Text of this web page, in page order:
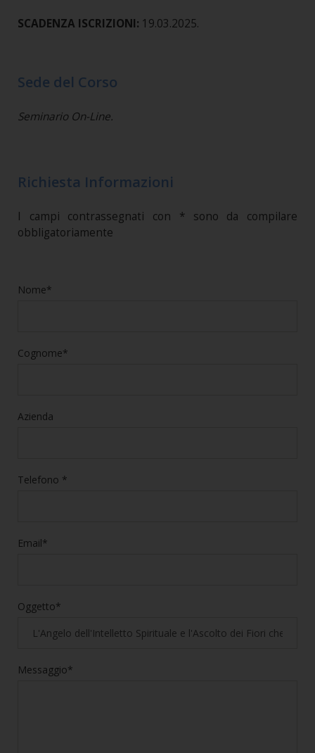
SCADENZA ISCRIZIONI: 19.03.2025.
Sede del Corso
Seminario On-Line.
Richiesta Informazioni
I campi contrassegnati con * sono da compilare
obbligatoriamente
Nome*
Cognome*
Azienda
Telefono *
Email*
Oggetto*
Messaggio*